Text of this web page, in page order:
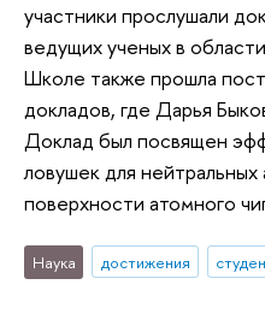
участники прослушали
ведущих ученых в
Школе также прошла
докладов, где Дарья
Доклад был посвящен
ловушек для нейтральных
поверхности атомного
Наука достижения